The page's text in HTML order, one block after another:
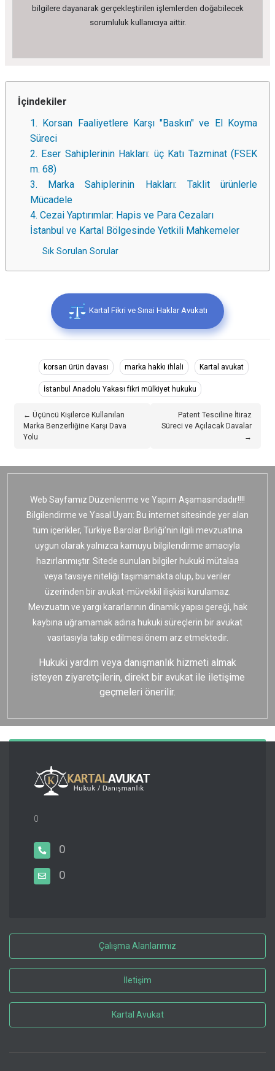
bilgilere dayanarak gerçekleştirilen işlemlerden doğabilecek
sorumluluk kullanıcıya aittir.
İçindekiler
1. Korsan Faaliyetlere Karşı "Baskın" ve El Koyma
Süreci
2. Eser Sahiplerinin Hakları: üç Katı Tazminat (FSEK
m. 68)
3. Marka Sahiplerinin Hakları: Taklit ürünlerle
Mücadele
4. Cezai Yaptırımlar: Hapis ve Para Cezaları
İstanbul ve Kartal Bölgesinde Yetkili Mahkemeler
Sık Sorulan Sorular
Kartal Fikri ve Sınai Haklar Avukatı
korsan ürün davası marka hakkı ihlali Kartal avukat
İstanbul Anadolu Yakası fikri mülkiyet hukuku
← Üçüncü Kişilerce Kullanılan
Marka Benzerliğine Karşı Dava
Yolu
Patent Tesciline İtiraz
Süreci ve Açılacak Davalar
→
Web Sayfamız Düzenlenme ve Yapım Aşamasındadır!!!!
Bilgilendirme ve Yasal Uyarı: Bu internet sitesinde yer alan
tüm içerikler, Türkiye Barolar Birliği’nin ilgili mevzuatına
uygun olarak yalnızca kamuyu bilgilendirme amacıyla
hazırlanmıştır. Sitede sunulan bilgiler hukuki mütalaa
veya tavsiye niteliği taşımamakta olup, bu veriler
üzerinden bir avukat-müvekkil ilişkisi kurulamaz.
Mevzuatın ve yargı kararlarının dinamik yapısı gereği, hak
kaybına uğramamak adına hukuki süreçlerin bir avukat
vasıtasıyla takip edilmesi önem arz etmektedir.
Hukuki yardım veya danışmanlık hizmeti almak
isteyen ziyaretçilerin, direkt bir avukat ile iletişime
geçmeleri önerilir.
0
0
0
Çalışma Alanlarımız
İletişim
Kartal Avukat